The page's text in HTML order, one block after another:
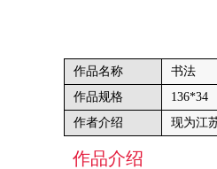
作品名称 书法
作品规格
136*34
作者介绍
现为江
作品介绍